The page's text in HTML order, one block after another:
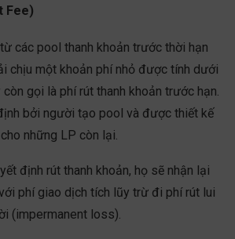
Fee)
các pool thanh khoản trước thời hạn
chịu một khoản phí nhỏ được tính dưới
còn gọi là phí rút thanh khoản trước hạn.
bởi người tạo pool và được thiết kế
những LP còn lại.
định rút thanh khoản, họ sẽ nhận lại
phí giao dịch tích lũy trừ đi phí rút lui
(impermanent loss).